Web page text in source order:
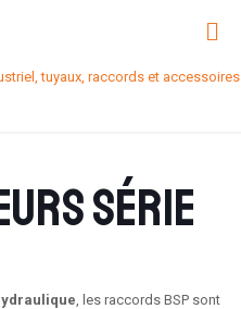
série
, les raccords BSP sont